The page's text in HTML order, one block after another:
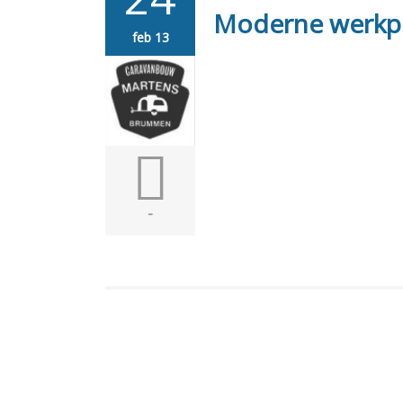
feb 13
-
Moderne